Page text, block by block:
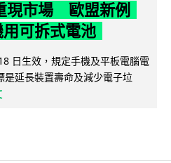
現市場 歐盟新例
可拆式電池
日生效，規定手機及平板電腦電
延長裝置壽命及減少電子垃